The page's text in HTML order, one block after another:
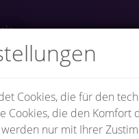
Unterlagen
Cookies, die für den
Cookies, die den
nur mit Ihrer